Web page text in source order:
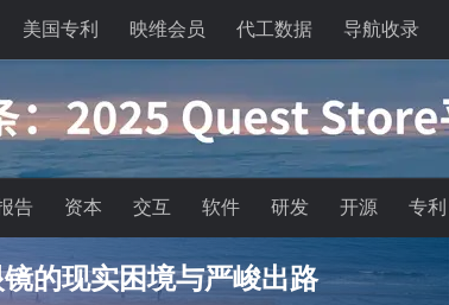
美国专利 映维会员 代工数据 导航收录
告 资本 交互 软件 研发 开源 专利
的现实困境与严峻出路